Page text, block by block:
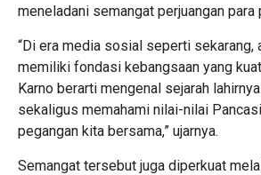
meneladani semangat perjuangan para
“Di era media sosial seperti sekarang,
memiliki fondasi kebangsaan yang
Karno berarti mengenal sejarah
sekaligus memahami nilai-nilai
pegangan kita bersama,” ujarnya.
Semangat tersebut juga diperkuat